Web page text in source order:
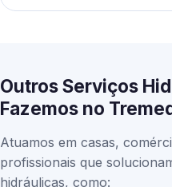
Outros Serviços
Fazemos no
Atuamos em casas,
profissionais que
hidráulicas, como: